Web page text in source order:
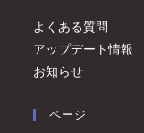
よくある質問
アップデート情報
お知らせ
ページ